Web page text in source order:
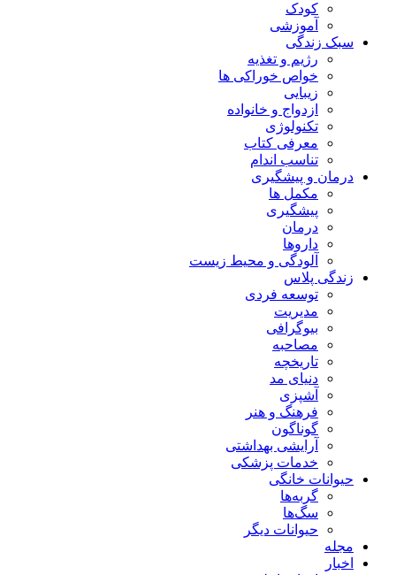
کودک
آموزشی
سبک زندگی
رژیم و تغذیه
خواص خوراکی ها
زیبایی
ازدواج و خانواده
تکنولوژی
معرفی کتاب
تناسب اندام
درمان و پیشگیری
مکمل ها
پیشگیری
درمان
داروها
آلودگی و محیط زیست
زندگی پلاس
توسعه فردی
مدیریت
بیوگرافی
مصاحبه
تاریخچه
دنیای مد
آشپزی
فرهنگ و هنر
گوناگون
آرایشی بهداشتی
خدمات پزشکی
حیوانات خانگی
گربه‌ها
سگ‌ها
حیوانات دیگر
مجله
اخبار